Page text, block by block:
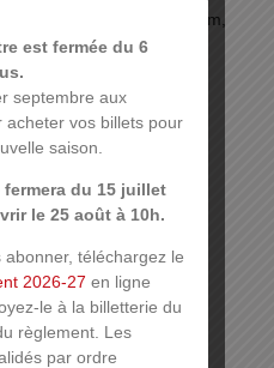
Belmondo, Christian Vadim,
Jessica Mompiou
d’infos
est fermée du 6
septembre aux
acheter vos billets pour
saison.
du 15 juillet
le 25 août à 10h.
téléchargez le
2026-27 en ligne
le à la billetterie du
règlement. Les
par ordre